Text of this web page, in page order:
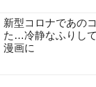
新型コロナであの
た…冷静なふりし
漫画に